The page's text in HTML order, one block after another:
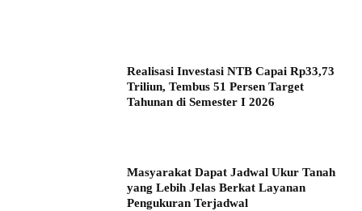
Realisasi Investasi NTB Capai Rp33,73
Triliun, Tembus 51 Persen Target
Tahunan di Semester I 2026
Masyarakat Dapat Jadwal Ukur Tanah
yang Lebih Jelas Berkat Layanan
Pengukuran Terjadwal